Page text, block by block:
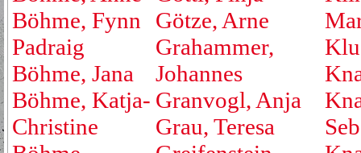
Böhme, Fynn
Padraig
Böhme, Jana
Böhme, Katja-
Christine
Götze, Arne
Grahammer,
Johannes
Granvogl, Anja
Grau, Teresa